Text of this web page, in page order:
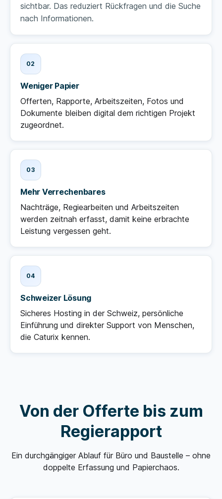
sichtbar. Das reduziert Rückfragen und die Suche
nach Informationen.
Weniger Papier
Offerten, Rapporte, Arbeitszeiten, Fotos und
Dokumente bleiben digital dem richtigen Projekt
zugeordnet.
Mehr Verrechenbares
Nachträge, Regiearbeiten und Arbeitszeiten
werden zeitnah erfasst, damit keine erbrachte
Leistung vergessen geht.
Schweizer Lösung
Sicheres Hosting in der Schweiz, persönliche
Einführung und direkter Support von Menschen,
die Caturix kennen.
Von der Offerte bis zum
Regierapport
Ein durchgängiger Ablauf für Büro und Baustelle – ohne
doppelte Erfassung und Papierchaos.